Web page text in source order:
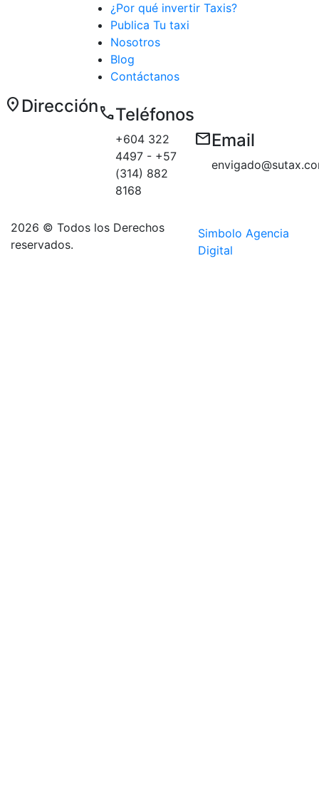
¿Por qué invertir Taxis?
Publica Tu taxi
Nosotros
Blog
Contáctanos
location_on DireccióncallTeléfonos
+604 322
4497 - +57
(314) 882
8168
emailEmail
2026 © Todos los Derechos
reservados.
Simbolo Agencia
Digital